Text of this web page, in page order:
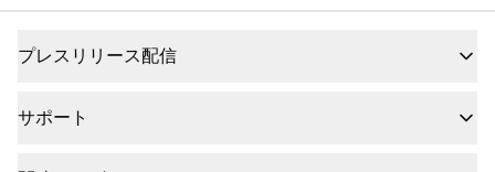
プレスリリース配信
サポート